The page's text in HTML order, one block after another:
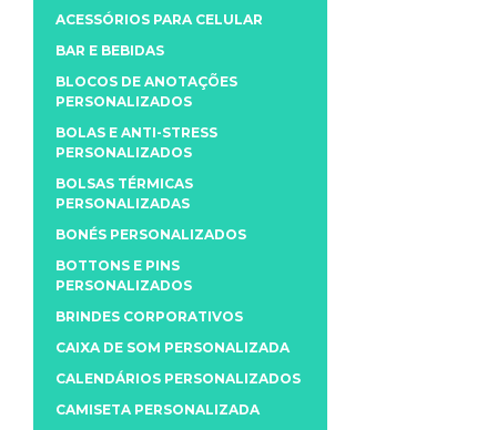
ACESSÓRIOS PARA CELULAR
BAR E BEBIDAS
BLOCOS DE ANOTAÇÕES
PERSONALIZADOS
BOLAS E ANTI-STRESS
PERSONALIZADOS
BOLSAS TÉRMICAS
PERSONALIZADAS
BONÉS PERSONALIZADOS
BOTTONS E PINS
PERSONALIZADOS
BRINDES CORPORATIVOS
CAIXA DE SOM PERSONALIZADA
CALENDÁRIOS PERSONALIZADOS
CAMISETA PERSONALIZADA